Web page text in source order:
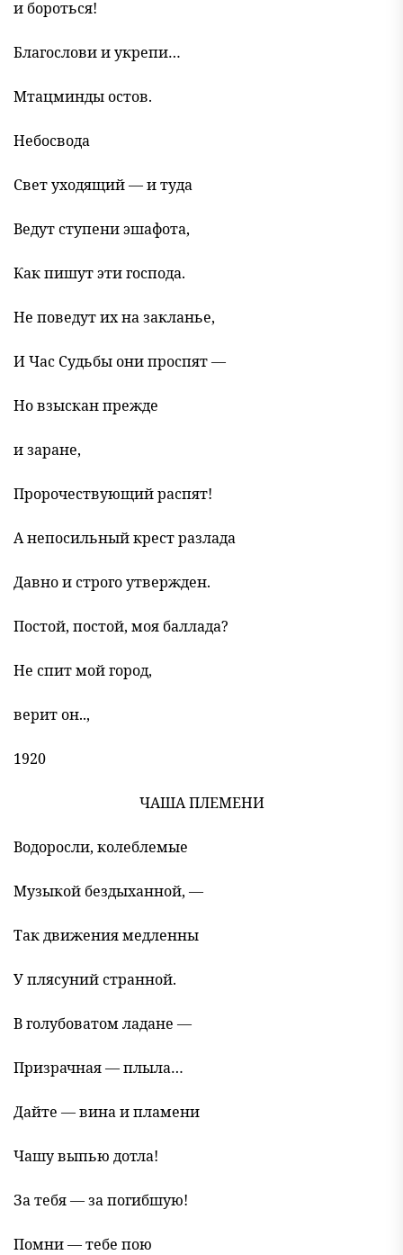
и бороться!
Благослови и укрепи…
Мтацминды остов.
Небосвода
Свет уходящий — и туда
Ведут ступени эшафота,
Как пишут эти господа.
Не поведут их на закланье,
И Час Судьбы они проспят —
Но взыскан прежде
и заране,
Пророчествующий распят!
А непосильный крест разлада
Давно и строго утвержден.
Постой, постой, моя баллада?
Не спит мой город,
верит он..,
1920
ЧАША ПЛЕМЕНИ
Водоросли, колеблемые
Музыкой бездыханной, —
Так движения медленны
У плясуний странной.
В голубоватом ладане —
Призрачная — плыла…
Дайте — вина и пламени
Чашу выпью дотла!
За тебя — за погибшую!
Помни — тебе пою